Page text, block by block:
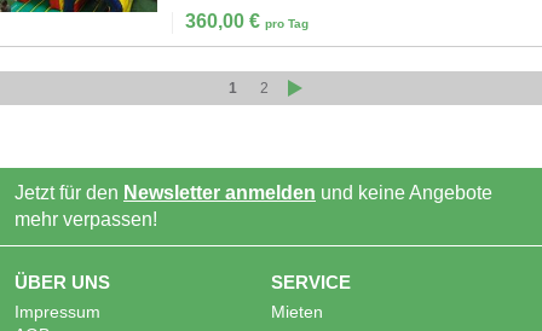
360,00 € pro Tag
1 2
Jetzt für den Newsletter anmelden und keine Angebote
mehr verpassen!
ÜBER UNS
Impressum
SERVICE
Mieten